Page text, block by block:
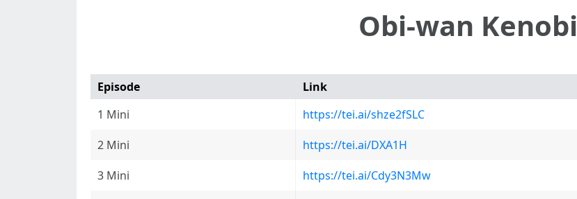
Obi-wan Kenobi
Episode
Link
1 Mini
https://tei.ai/shze2fSLC
2 Mini
https://tei.ai/DXA1H
3 Mini
https://tei.ai/Cdy3N3Mw